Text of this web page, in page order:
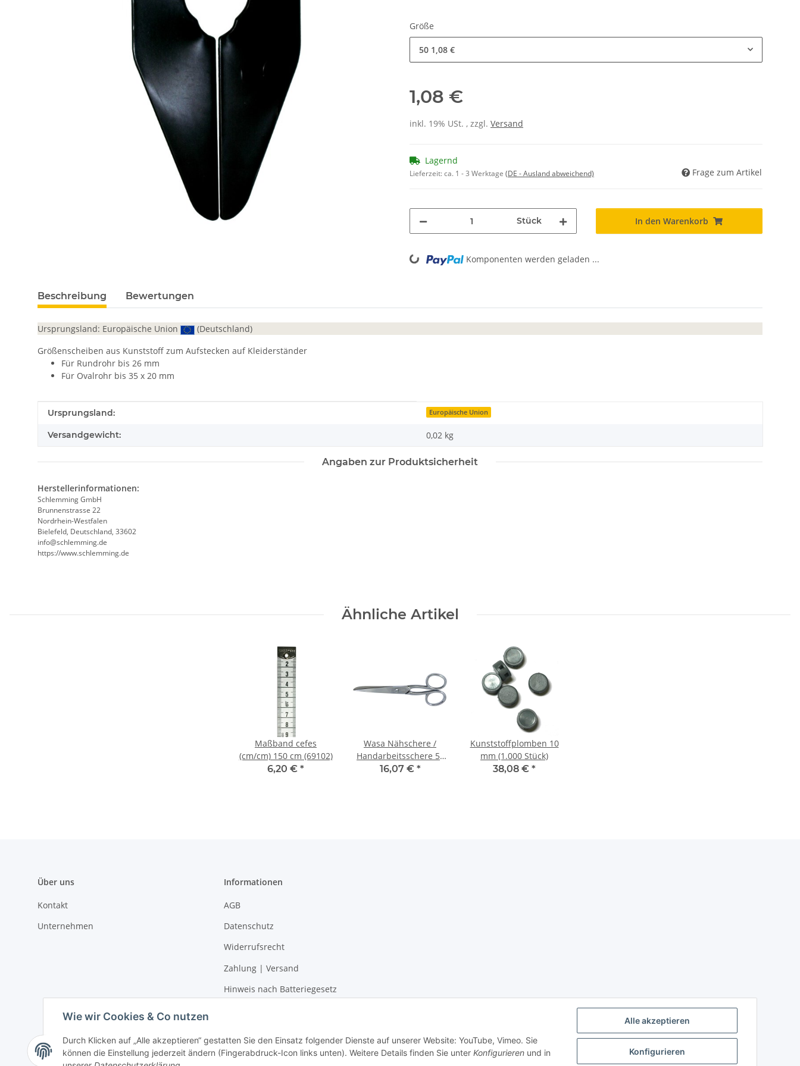
Alle akzeptieren
Konfigurieren
Wie wir Cookies & Co nutzen
Durch Klicken auf „Alle akzeptieren“ gestatten Sie den Einsatz folgender Dienste auf unserer Website: YouTube, Vimeo. Sie
können die Einstellung jederzeit ändern (Fingerabdruck-Icon links unten). Weitere Details finden Sie unter Konfigurieren und in
Größe
50 1,08 €
1,08 €
inkl. 19% USt. , zzgl. Versand
Lagernd
Lieferzeit:ca. 1 - 3 Werktage (DE - Ausland abweichend) Frage zum Artikel
Stück In den Warenkorb
Loading... Komponenten werden geladen ...
Beschreibung Bewertungen
Ursprungsland: Europäische Union
(Deutschland)
Größenscheiben aus Kunststoff zum Aufstecken auf Kleiderständer
Für Rundrohr bis 26 mm
Für Ovalrohr bis 35 x 20 mm
Produkteigenschaft
Wert
Ursprungsland: Europäische Union
Versandgewicht: 0,02 kg
Angaben zur Produktsicherheit
Herstellerinformationen:
Schlemming GmbH
Brunnenstrasse 22
Nordrhein-Westfalen
Bielefeld, Deutschland, 33602
info@schlemming.de
https://www.schlemming.de
Ähnliche Artikel
Maßband cefes
(cm/cm) 150 cm (69102)
6,20 € *
Wasa Nähschere /
Handarbeitsschere 5"
(13 cm)
16,07 € *
Kunststoffplomben 10
mm (1.000 Stück)
38,08 € *
Über uns
Kontakt
Unternehmen
Informationen
AGB
Datenschutz
Widerrufsrecht
Zahlung | Versand
Hinweis nach Batteriegesetz
Vertrag widerrufen